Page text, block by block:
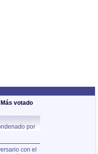
Más votado
por
con el